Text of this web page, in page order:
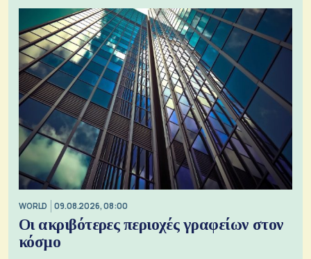
WORLD 09.08.2026, 08:00
Οι ακριβότερες περιοχές γραφείων στον
κόσμο